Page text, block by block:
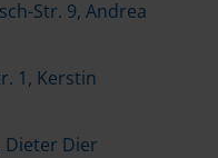
Str. 9, Andrea
1, Kerstin
Dieter Dier